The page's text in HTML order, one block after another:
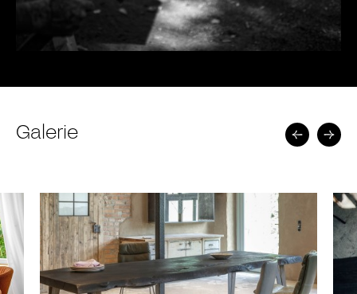
Galerie